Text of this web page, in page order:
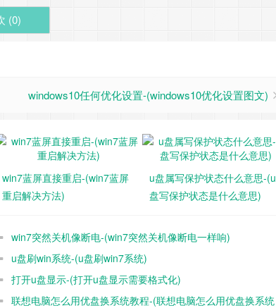
(0)
windows10任何优化设置-(windows10优化设置图文)
win7蓝屏直接重启-(win7蓝屏
重启解决方法)
u盘属写保护状态什么意思-(u
盘写保护状态是什么意思)
win7突然关机像断电-(win7突然关机像断电一样响)
u盘刷win系统-(u盘刷win7系统)
打开u盘显示-(打开u盘显示需要格式化)
联想电脑怎么用优盘换系统教程-(联想电脑怎么用优盘换系统